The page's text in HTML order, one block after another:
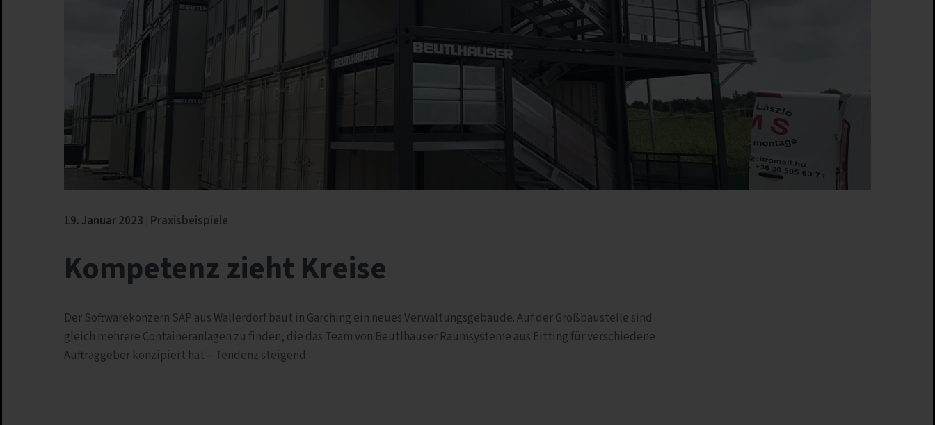
19. Januar 2023 Praxisbeispiele
Kompetenz zieht Kreise
Der Softwarekonzern SAP aus Wallerdorf baut in Garching ein neues Verwaltungsgebäude. Auf der Großbaustelle sind
gleich mehrere Containeranlagen zu finden, die das Team von Beutlhauser Raumsysteme aus Eitting für verschiedene
Auftraggeber konzipiert hat – Tendenz steigend.